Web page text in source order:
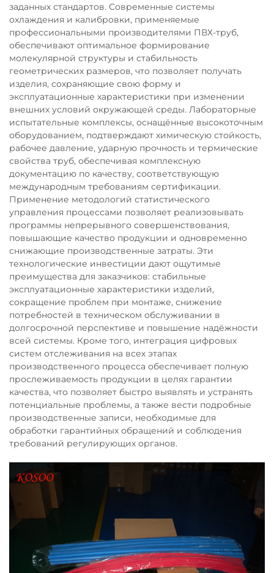
заданных стандартов. Современные системы
охлаждения и калибровки, применяемые
профессиональными производителями ПВХ-труб,
обеспечивают оптимальное формирование
молекулярной структуры и стабильность
геометрических размеров, что позволяет получать
изделия, сохраняющие свою форму и
эксплуатационные характеристики при изменении
внешних условий окружающей среды. Лабораторные
испытательные комплексы, оснащённые высокоточным
оборудованием, подтверждают химическую стойкость,
рабочее давление, ударную прочность и термические
свойства труб, обеспечивая комплексную
документацию по качеству, соответствующую
международным требованиям сертификации.
Применение методологий статистического
управления процессами позволяет реализовывать
программы непрерывного совершенствования,
повышающие качество продукции и одновременно
снижающие производственные затраты. Эти
технологические инвестиции дают ощутимые
преимущества для заказчиков: стабильные
эксплуатационные характеристики изделий,
сокращение проблем при монтаже, снижение
потребностей в техническом обслуживании в
долгосрочной перспективе и повышение надёжности
всей системы. Кроме того, интеграция цифровых
систем отслеживания на всех этапах
производственного процесса обеспечивает полную
прослеживаемость продукции в целях гарантии
качества, что позволяет быстро выявлять и устранять
потенциальные проблемы, а также вести подробные
производственные записи, необходимые для
обработки гарантийных обращений и соблюдения
требований регулирующих органов.